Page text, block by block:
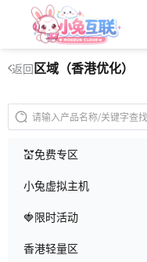
返回 区域（香港优化）
💒免费专区
小兔虚拟主机
🍓限时活动
香港轻量区